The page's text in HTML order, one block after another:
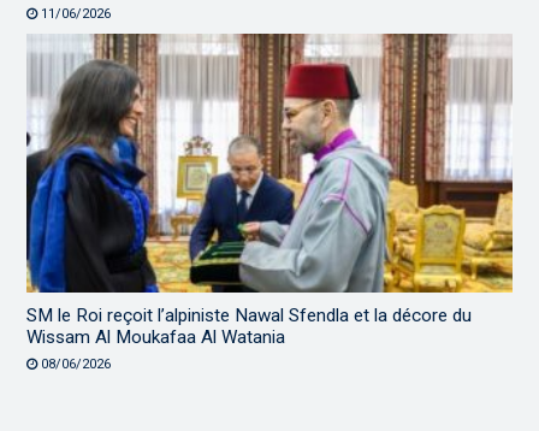
11/06/2026
SM le Roi reçoit l’alpiniste Nawal Sfendla et la décore du
Wissam Al Moukafaa Al Watania
08/06/2026